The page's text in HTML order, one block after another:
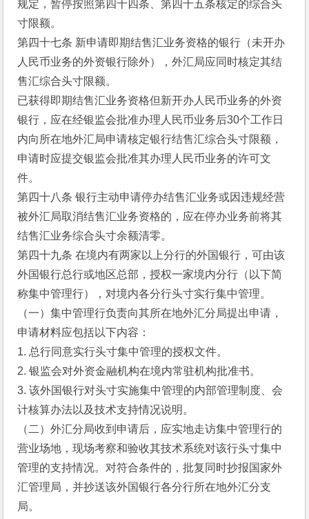
规定，暂停按照第四十四条、第四十五条核定的综合头
寸限额。
第四十七条 新申请即期结售汇业务资格的银行（未开办
人民币业务的外资银行除外），外汇局应同时核定其结
售汇综合头寸限额。
已获得即期结售汇业务资格但新开办人民币业务的外资
银行，应在经银监会批准办理人民币业务后30个工作日
内向所在地外汇局申请核定银行结售汇综合头寸限额，
申请时应提交银监会批准其办理人民币业务的许可文
件。
第四十八条 银行主动申请停办结售汇业务或因违规经营
被外汇局取消结售汇业务资格的，应在停办业务前将其
结售汇业务综合头寸余额清零。
第四十九条 在境内有两家以上分行的外国银行，可由该
外国银行总行或地区总部，授权一家境内分行（以下简
称集中管理行），对境内各分行头寸实行集中管理。
（一）集中管理行负责向其所在地外汇分局提出申请，
申请材料应包括以下内容：
1. 总行同意实行头寸集中管理的授权文件。
2. 银监会对外资金融机构在境内常驻机构批准书。
3. 该外国银行对头寸实施集中管理的内部管理制度、会
计核算办法以及技术支持情况说明。
（二）外汇分局收到申请后，应实地走访集中管理行的
营业场地，现场考察和验收其技术系统对该行头寸集中
管理的支持情况。对符合条件的，批复同时抄报国家外
汇管理局，并抄送该外国银行各分行所在地外汇分支
局。